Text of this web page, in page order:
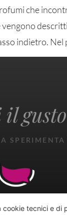
che
indietro.
cookie tecnici e di